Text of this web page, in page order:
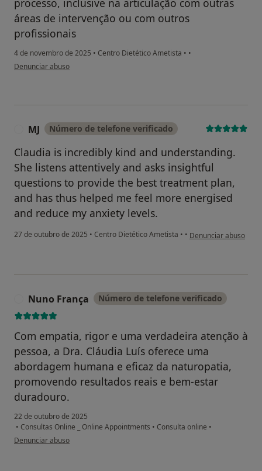
áreas de intervenção ou com outros
profissionais
4 de novembro de 2025 • Centro Dietético Ametista • •
na opinião do utilizador IM
Denunciar abuso
MJ Número de telefone verificado
Claudia is incredibly kind and understanding.
She listens attentively and asks insightful
questions to provide the best treatment plan,
and has thus helped me feel more energised
and reduce my anxiety levels.
27 de outubro de 2025 • Centro Dietético Ametista • • na opinião do
Denunciar abuso
Nuno França Número de telefone verificado
Com empatia, rigor e uma verdadeira atenção à
pessoa, a Dra. Cláudia Luís oferece uma
abordagem humana e eficaz da naturopatia,
promovendo resultados reais e bem-estar
duradouro.
22 de outubro de 2025
• Consultas Online _ Online Appointments • Consulta online •
na opinião do utilizador Nuno França
Denunciar abuso